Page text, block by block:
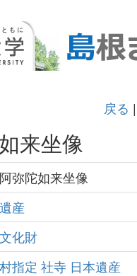
戻る |
来坐像
弥陀如来坐像
産
化財
指定 社寺 日本遺産